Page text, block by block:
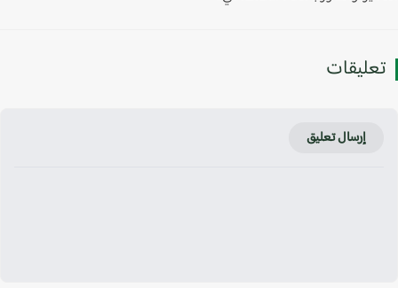
إرسال تعليق